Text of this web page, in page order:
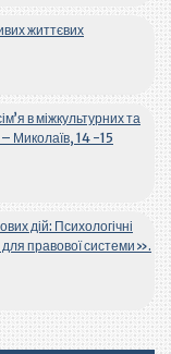
життєвих
в міжкультурних та
Миколаїв, 14 -15
дій: Психологічні
для правової системи».